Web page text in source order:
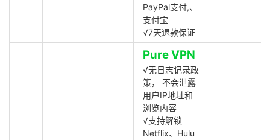
PayPal支付,、
支付宝
√7天退款保证
Pure VPN
√无日志记录政
策， 不会泄露
用户IP地址和
浏览内容
√支持解锁
Netflix、Hulu